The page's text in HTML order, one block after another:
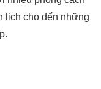
lịch cho đến những